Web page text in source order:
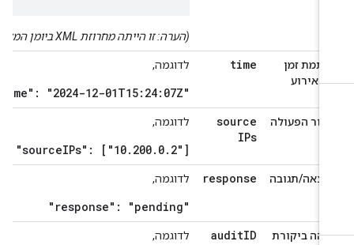
(הערה: זו הייתה מחרוזת XML ביומן המקורי)
זמן
אירוע
time לדוגמה,
"time": "2024-12-01T15:24:07Z"
הפעולה
source
לדוגמה,
"sourceIPs": ["10.200.0.2"]
תגובה response לדוגמה,
"response": "pending"
ביקורת audit ID לדוגמה,